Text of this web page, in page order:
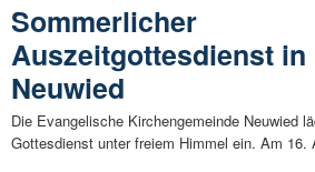
Sommerlicher
Auszeitgottesdienst in
Neuwied
Die Evangelische Kirchengemeinde Neuwied
Gottesdienst unter freiem Himmel ein. Am 16.